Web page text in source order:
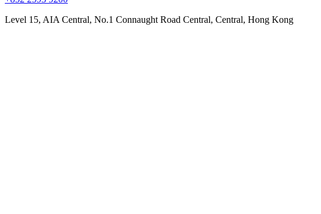
Level 15, AIA Central, No.1 Connaught Road Central, Central, Hong Kong